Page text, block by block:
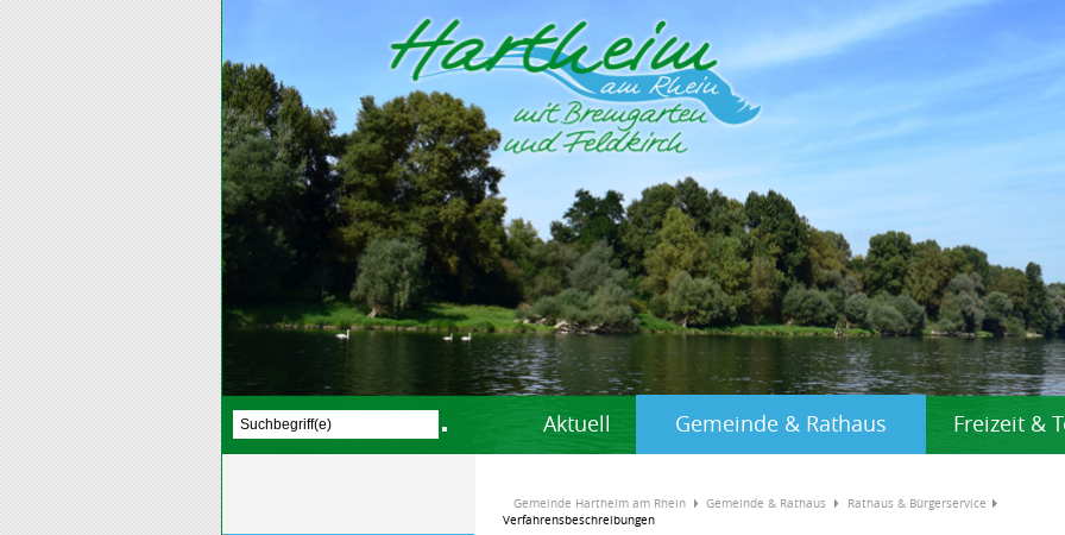
Aktuell Gemeinde & Rathaus Freizeit &
Gemeinde Hartheim am Rhein Gemeinde & Rathaus
Rathaus & Bürgerservice
Verfahrensbeschreibungen